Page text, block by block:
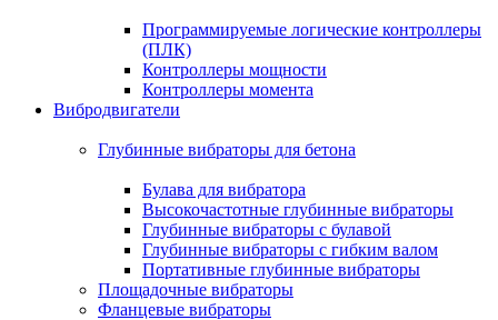
Программируемые логические контроллеры
(ПЛК)
Контроллеры мощности
Контроллеры момента
Вибродвигатели
Глубинные вибраторы для бетона
Булава для вибратора
Высокочастотные глубинные вибраторы
Глубинные вибраторы с булавой
Глубинные вибраторы с гибким валом
Портативные глубинные вибраторы
Площадочные вибраторы
Фланцевые вибраторы